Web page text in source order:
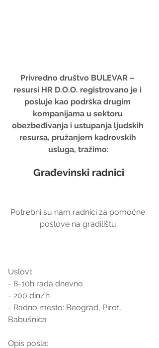
Privredno društvo BULEVAR –
resursi HR D.O.O. registrovano je i
posluje kao podrška drugim
kompanijama u sektoru
obezbeđivanja i ustupanja ljudskih
resursa, pružanjem kadrovskih
usluga, tražimo:
Građevinski radnici
Potrebni su nam radnici za pomoćne
poslove na gradilištu.
Uslovi:
- 8-10h rada dnevno
- 200 din/h
- Radno mesto: Beograd, Pirot,
Babušnica
Opis posla: